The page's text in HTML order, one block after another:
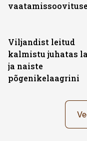
Viljandist leitud
kalmistu juhatas
ja naiste
põgenikelaagrini